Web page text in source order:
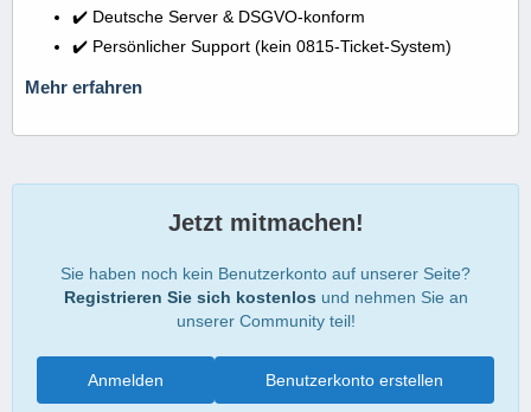
✔️ Deutsche Server & DSGVO-konform
✔️ Persönlicher Support (kein 0815-Ticket-System)
Mehr erfahren
Jetzt mitmachen!
Sie haben noch kein Benutzerkonto auf unserer Seite?
Registrieren Sie sich kostenlos und nehmen Sie an
unserer Community teil!
Benutzerkonto erstellen
Anmelden